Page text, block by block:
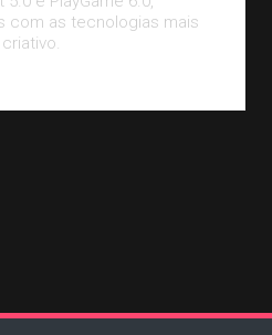
com as tecnologias mais